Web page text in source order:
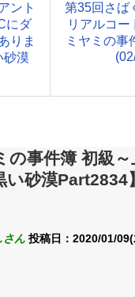
ント
にダ
りま
砂漠
第35回さば
リアルコー
ミヤミの事
の事件簿 初級
い砂漠Part2834
さん 投稿日：2020/01/